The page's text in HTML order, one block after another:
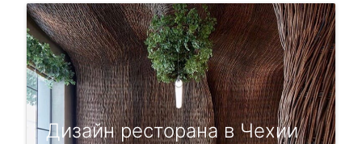
Дизайн ресторана в Чехии